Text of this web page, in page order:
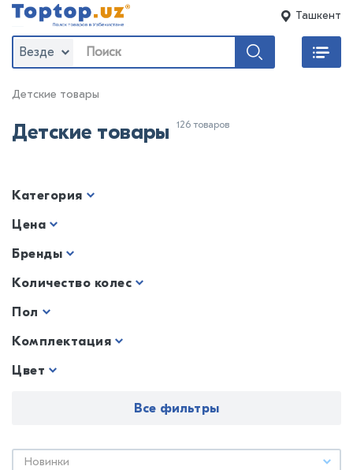
Ташкент
Везде
Детские товары
Детские товары 126 товаров
Категория
Цена
Бренды
Количество колес
Пол
Комплектация
Цвет
Все фильтры
Новинки